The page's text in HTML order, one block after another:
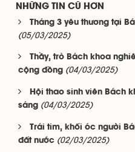
NHỮNG TIN CŨ HƠN
Tháng 3 yêu thương tại
(05/03/2025)
Thầy, trò Bách khoa
cộng đồng (04/03/2025)
Hội thao sinh viên Bách
sáng (04/03/2025)
Trái tim, khối óc người
đất nước (02/03/2025)